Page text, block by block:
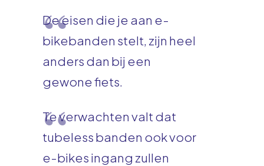
De eisen die je aan e-
bikebanden stelt, zijn heel
anders dan bij een
gewone fiets.
Te verwachten valt dat
tubeless banden ook voor
e-bikes ingang zullen